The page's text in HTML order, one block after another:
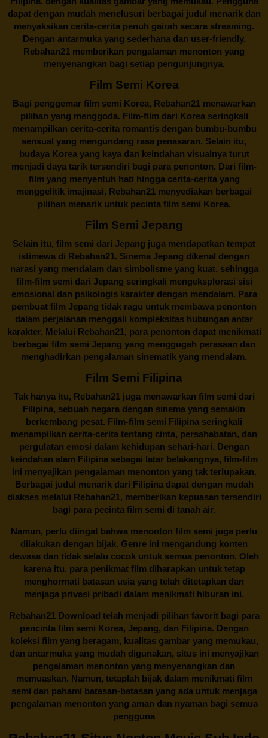
dapat dengan mudah menelusuri berbagai judul menarik dan
menyaksikan cerita-cerita penuh gairah secara streaming.
Dengan antarmuka yang sederhana dan user-friendly,
Rebahan21 memberikan pengalaman menonton yang
menyenangkan bagi setiap pengunjungnya.
Film Semi Korea
Bagi penggemar film semi Korea, Rebahan21menawarkan
pilihan yang menggoda. Film-film dari Korea seringkali
menampilkan cerita-cerita romantis dengan bumbu-bumbu
sensual yang mengundang rasa penasaran. Selain itu,
budaya Korea yang kaya dan keindahan visualnya turut
menjadi daya tarik tersendiri bagi para penonton. Dari film-
film yang menyentuh hati hingga cerita-cerita yang
menggelitik imajinasi, Rebahan21 menyediakan berbagai
pilihan menarik untuk pecinta film semi Korea.
Film Semi Jepang
Selain itu, film semi dari Jepang juga mendapatkan tempat
istimewa di Rebahan21. Sinema Jepang dikenal dengan
narasi yang mendalam dan simbolisme yang kuat, sehingga
film-film semi dari Jepang seringkali mengeksplorasi sisi
emosional dan psikologis karakter dengan mendalam. Para
pembuat film Jepang tidak ragu untuk membawa penonton
dalam perjalanan menggali kompleksitas hubungan antar
karakter. Melalui Rebahan21, para penonton dapat menikmati
berbagai film semi Jepang yang menggugah perasaan dan
menghadirkan pengalaman sinematik yang mendalam.
Film Semi Filipina
Tak hanya itu, Rebahan21juga menawarkan film semi dari
Filipina, sebuah negara dengan sinema yang semakin
berkembang pesat. Film-film semi Filipina seringkali
menampilkan cerita-cerita tentang cinta, persahabatan, dan
pergulatan emosi dalam kehidupan sehari-hari. Dengan
keindahan alam Filipina sebagai latar belakangnya, film-film
ini menyajikan pengalaman menonton yang tak terlupakan.
Berbagai judul menarik dari Filipina dapat dengan mudah
diakses melalui Rebahan21, memberikan kepuasan tersendiri
bagi para pecinta film semi di tanah air.
Namun, perlu diingat bahwa menonton film semi juga perlu
dilakukan dengan bijak. Genre ini mengandung konten
dewasa dan tidak selalu cocok untuk semua penonton. Oleh
karena itu, para penikmat film diharapkan untuk tetap
menghormati batasan usia yang telah ditetapkan dan
menjaga privasi pribadi dalam menikmati hiburan ini.
Rebahan21Download telah menjadi pilihan favorit bagi para
pencinta film semi Korea, Jepang, dan Filipina. Dengan
koleksi film yang beragam, kualitas gambar yang memukau,
dan antarmuka yang mudah digunakan, situs ini menyajikan
pengalaman menonton yang menyenangkan dan
memuaskan. Namun, tetaplah bijak dalam menikmati film
semi dan pahami batasan-batasan yang ada untuk menjaga
pengalaman menonton yang aman dan nyaman bagi semua
pengguna